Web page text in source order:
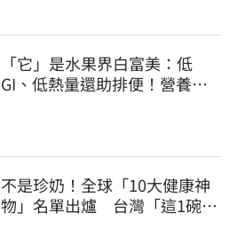
「它」是水果界白富美：低
GI、低熱量還助排便！營養師
不是珍奶！全球「10大健康神
物」名單出爐 台灣「這1碗」